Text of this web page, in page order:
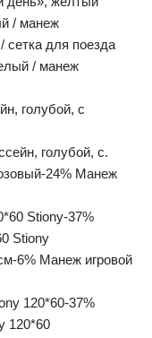
/ манеж
голубой, с.
-24% Манеж
-37%
Stiony
-6% Манеж игровой
-37%
120*60